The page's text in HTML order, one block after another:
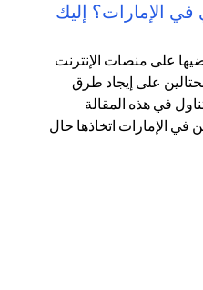
الإمارات؟ إليك
على منصات الإنترنت
على إيجاد طرق
في هذه المقالة
في الإمارات اتخاذها حال